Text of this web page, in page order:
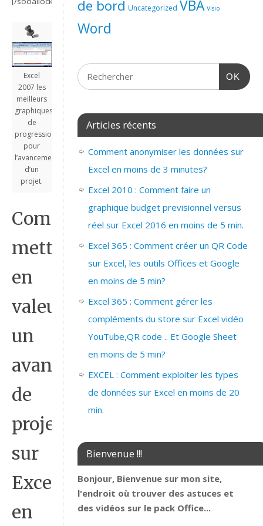
Excel
2007 les
meilleurs
graphiques
de
progression
pour
l’avancement
d’un
projet.
Comment
mettre
en
valeur
un
avancement
de
projet
sur
Excel
en
de bord Uncategorized VBA Visio
Word
OK
Articles récents
Comment anonymiser les données sur
Excel en moins de 3 minutes?
Excel 2010 : Comment faire un
graphique budget previsionnel versus
réel sur Excel 2016 en moins de 5 min.
Excel 365 : Comment créer un QR Code
sur Excel, les outils Offices et Google
en moins de 5 min?
Excel 365 : Comment gérer les
compléments du store sur Excel vidéo
YouTube,QR code .. Et Google Sheet
en moins de 5 min?
EXCEL : Comment exploiter les types
de données sur Excel en moins de 20
min.
Bienvenue !!!
Bonjour, Bienvenue sur mon site,
l'endroit où trouver des astuces et
des vidéos sur le pack Office...